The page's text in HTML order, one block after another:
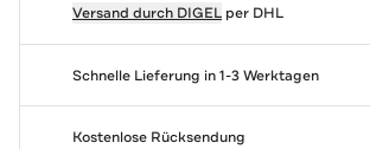
Versand durch DIGELper DHL
Schnelle Lieferung in 1-3 Werktagen
Kostenlose Rücksendung